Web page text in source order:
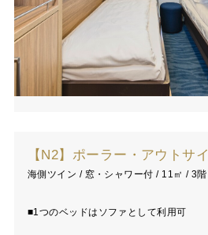
【N2】ポーラー・アウトサ
海側ツイン / 窓・シャワー付 / 11㎡ / 3階
■1つのベッドはソファとして利用可